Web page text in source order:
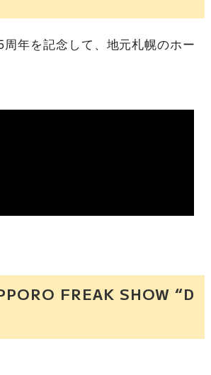
年を記念して、地元札幌のホー
FREAK SHOW “D